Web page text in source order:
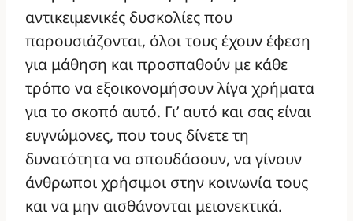
αντικειμενικές δυσκολίες που
παρουσιάζονται, όλοι τους έχουν έφεση
για μάθηση και προσπαθούν με κάθε
τρόπο να εξοικονομήσουν λίγα χρήματα
για το σκοπό αυτό. Γι’ αυτό και σας είναι
ευγνώμονες, που τους δίνετε τη
δυνατότητα να σπουδάσουν, να γίνουν
άνθρωποι χρήσιμοι στην κοινωνία τους
και να μην αισθάνονται μειονεκτικά.